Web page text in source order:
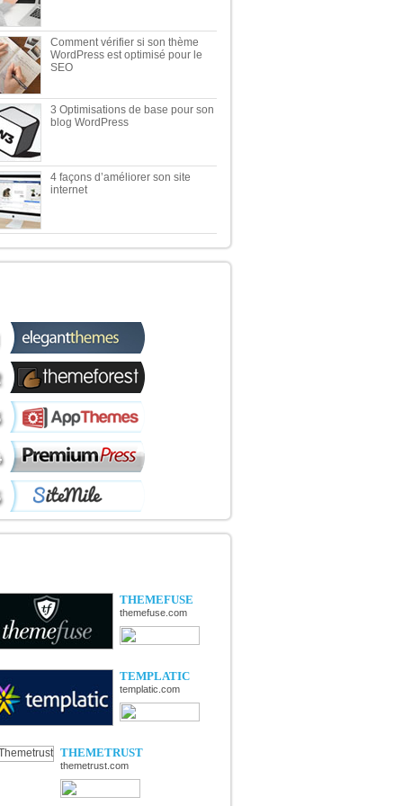
Comment vérifier si son thème
WordPress est optimisé pour le
SEO
3 Optimisations de base pour son
blog WordPress
4 façons d’améliorer son site
internet
THEMEFUSE
themefuse.com
TEMPLATIC
templatic.com
THEMETRUST
themetrust.com